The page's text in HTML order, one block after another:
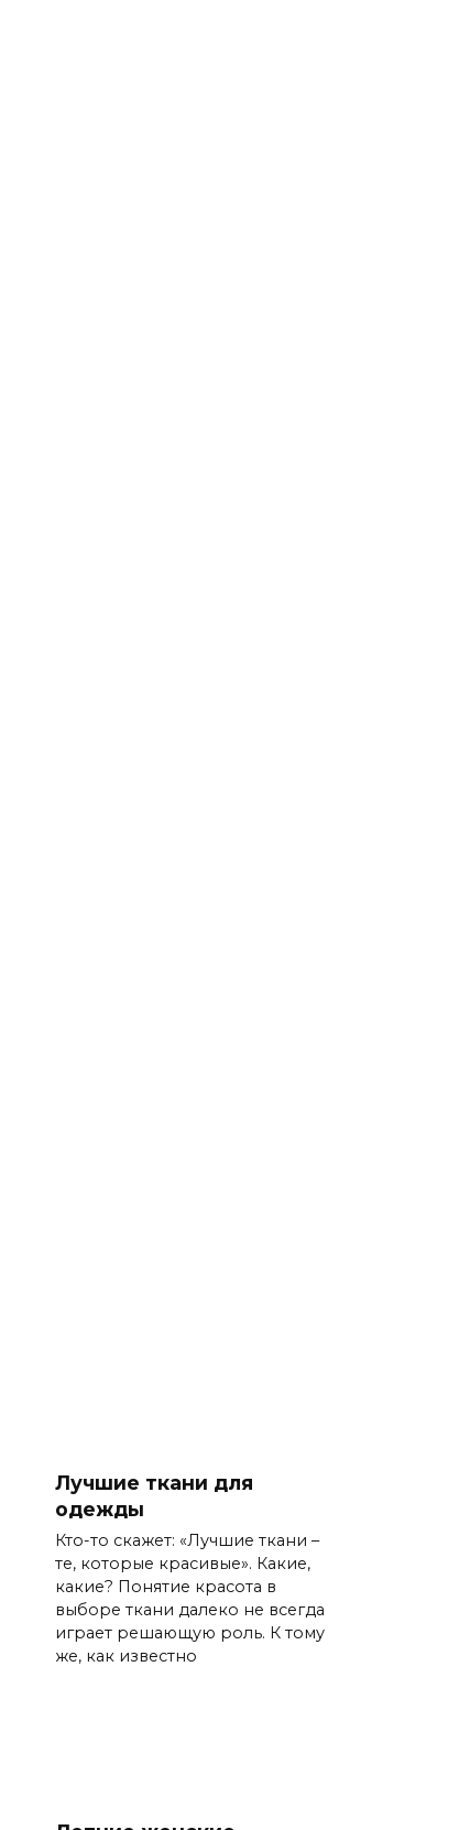
Лучшие ткани для
одежды
Кто-то скажет: «Лучшие ткани –
те, которые красивые». Какие,
какие? Понятие красота в
выборе ткани далеко не всегда
играет решающую роль. К тому
же, как известно